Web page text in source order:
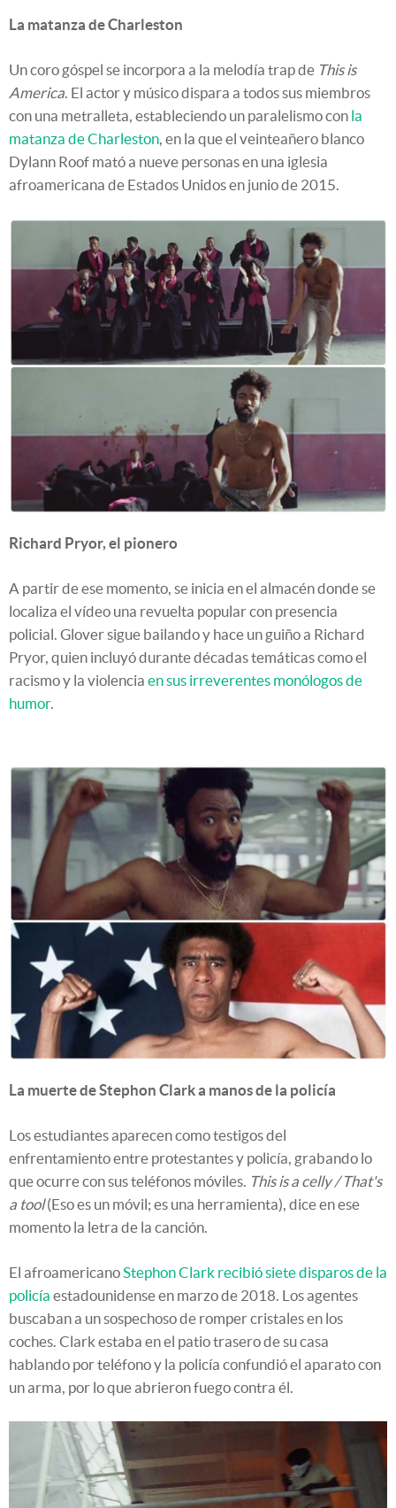
La matanza de Charleston
Un coro góspel se incorpora a la melodía trap de This is
America. El actor y músico dispara a todos sus miembros
con una metralleta, estableciendo un paralelismo con la
matanza de Charleston, en la que el veinteañero blanco
Dylann Roof mató a nueve personas en una iglesia
afroamericana de Estados Unidos en junio de 2015.
Richard Pryor, el pionero
A partir de ese momento, se inicia en el almacén donde se
localiza el vídeo una revuelta popular con presencia
policial. Glover sigue bailando y hace un guiño a Richard
Pryor, quien incluyó durante décadas temáticas como el
racismo y la violencia en sus irreverentes monólogos de
humor.
La muerte de Stephon Clark a manos de la policía
Los estudiantes aparecen como testigos del
enfrentamiento entre protestantes y policía, grabando lo
que ocurre con sus teléfonos móviles. This is a celly / That's
a tool(Eso es un móvil; es una herramienta), dice en ese
momento la letra de la canción.
El afroamericanoStephon Clark recibió siete disparos de la
policía estadounidense en marzo de 2018. Los agentes
buscaban a un sospechoso de romper cristales en los
coches. Clark estaba en el patio trasero de su casa
hablando por teléfono y la policía confundió el aparato con
un arma, por lo que abrieron fuego contra él.